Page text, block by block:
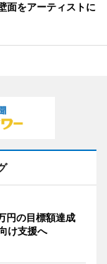
面をアーティストに
円の目標額達成
け支援へ